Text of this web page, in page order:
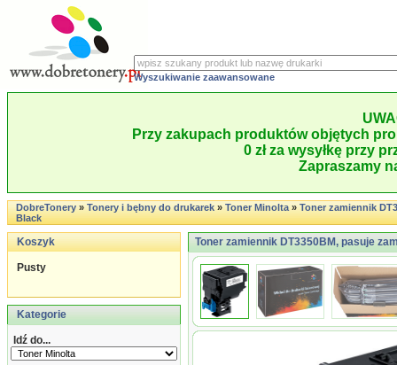
Wyszukiwanie zaawansowane
Przy zakupach produktów objętych
0 zł za wysyłkę przy
Zapraszamy
DobreTonery»Tonery i bębny do drukarek»Toner Minolta»Toner zamiennik
Black
Koszyk
Pusty
Kategorie
Idź do...
Toner zamiennik DT3350BM, pasuje